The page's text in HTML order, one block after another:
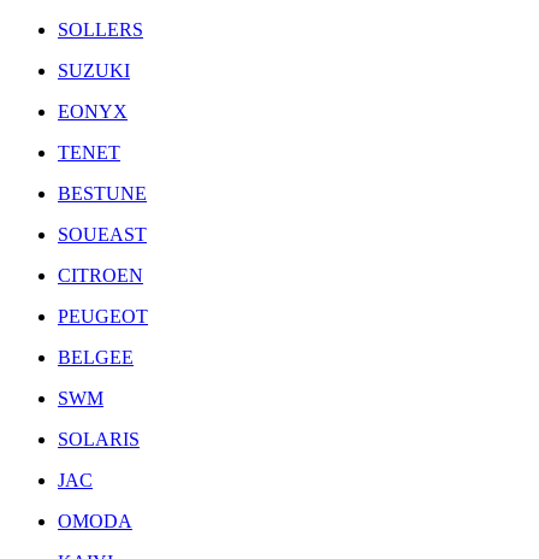
SOLLERS
SUZUKI
EONYX
TENET
BESTUNE
SOUEAST
CITROEN
PEUGEOT
BELGEE
SWM
SOLARIS
JAC
OMODA